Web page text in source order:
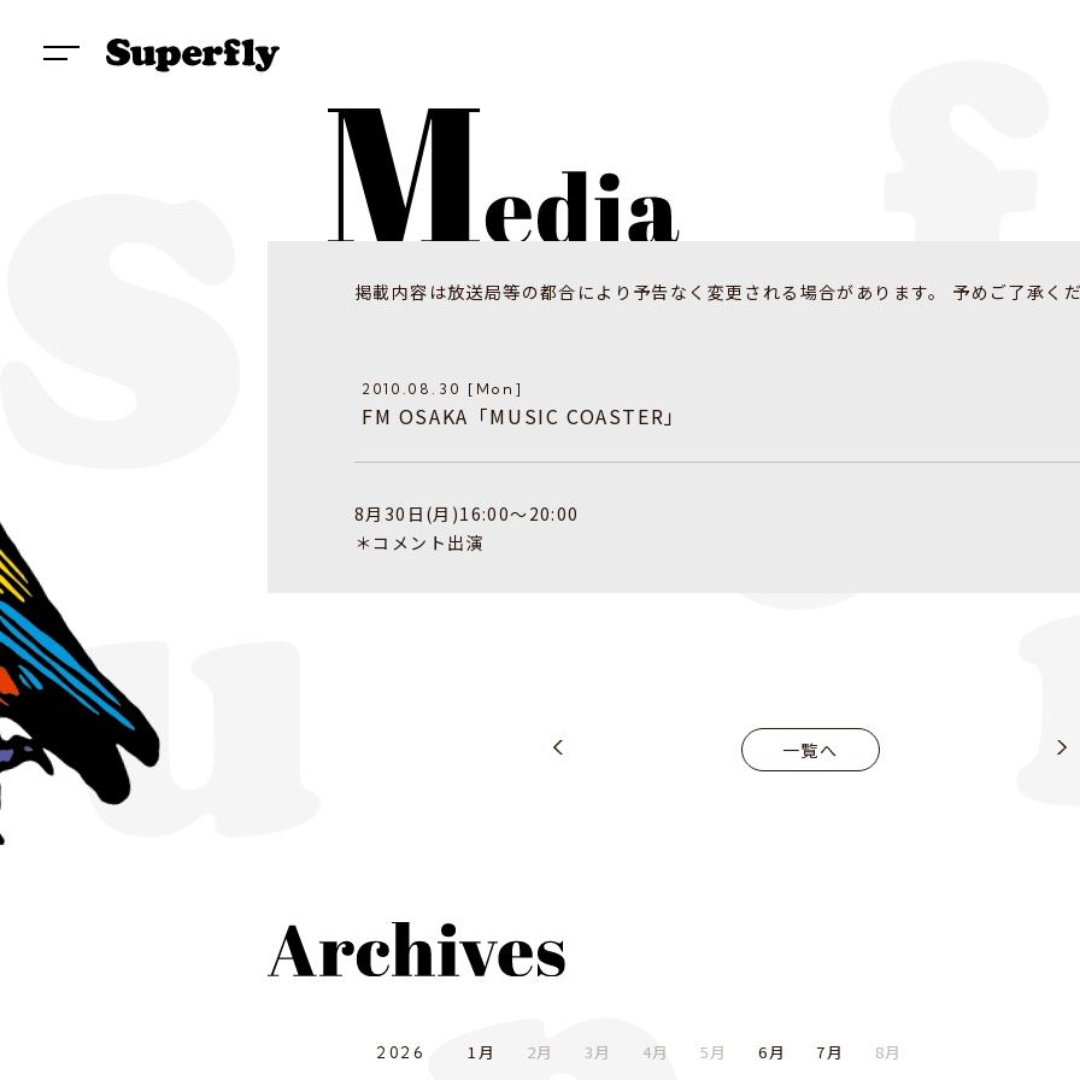
掲載内容は放送局等の都合により予告なく変更される場合があります。 予めご了承く
2010.08.30 [Mon]
FM OSAKA「MUSIC COASTER」
8月30日(月)16:00〜20:00
＊コメント出演
一覧へ
2026 1月 2月 3月 4月 5月 6月 7月 8月